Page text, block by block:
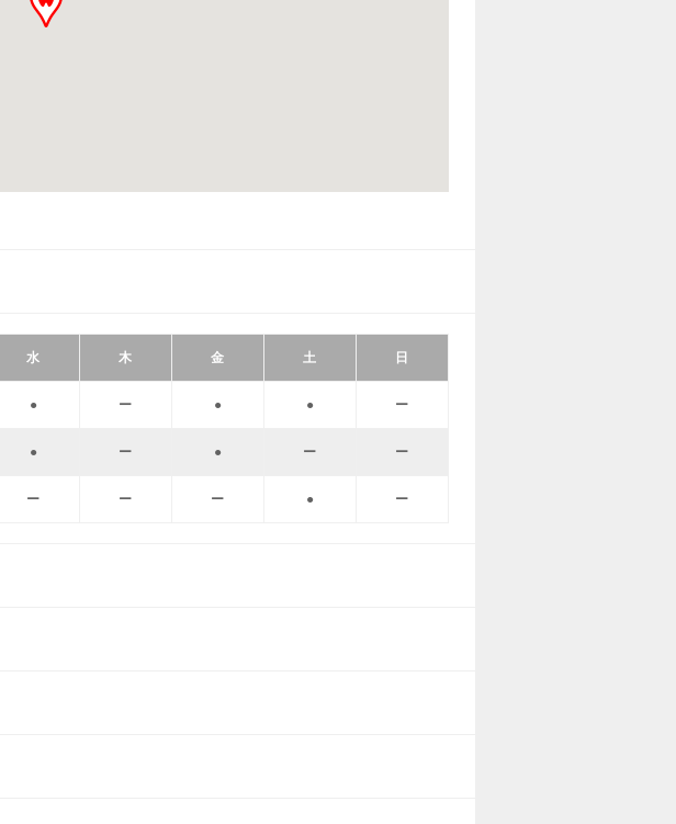
水 木 金 土 日
● ー ● ● ー
● ー ● ー ー
ー ー ー ● ー